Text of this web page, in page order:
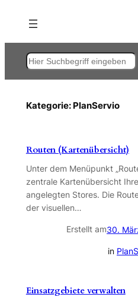
Inhalt
springen
Suchen
Kategorie: PlanServio
Routen (Kartenübersicht)
Unter dem Menüpunkt
zentrale Kartenübersicht
angelegten Stores. Die
der visuellen…
Erstellt am30.
in
Einsatzgebiete verwalten